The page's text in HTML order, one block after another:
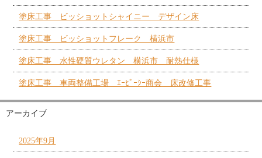
塗床工事 ビッショットシャイニー デザイン床
塗床工事 ビッショットフレーク 横浜市
塗床工事 水性硬質ウレタン 横浜市 耐熱仕様
塗床工事 車両整備工場 ｴｰﾋﾞｰｼｰ商会 床改修工事
アーカイブ
2025年9月